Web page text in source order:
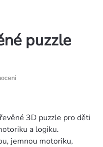
puzzle
3D puzzle pro děti
a logiku.
jemnou motoriku,